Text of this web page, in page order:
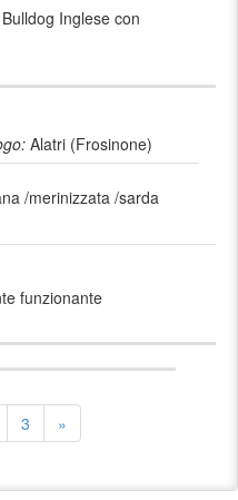
Inglese con
Alatri (Frosinone)
/merinizzata /sarda
funzionante
3 »